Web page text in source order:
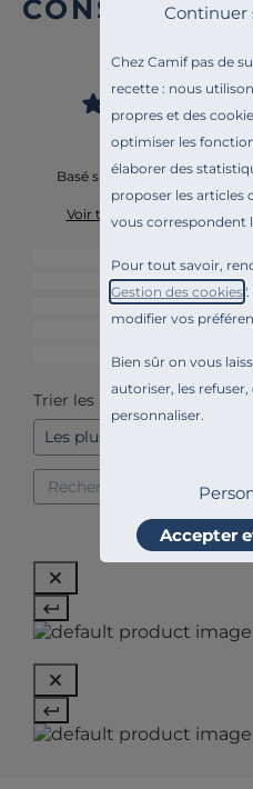
Chez Camif pas de
recette : nous
propres et des
optimiser les
élaborer des
proposer les articles
vous correspondent
Pour tout savoir,
Gestion des cookies
modifier vos
Bien sûr on vous
autoriser, les refuser,
personnaliser.
Continuer
Accepter
5/5
Basé sur1 avis soumis à un
contrôle
Voir tous les avis sur ce site
Trier les avis